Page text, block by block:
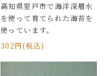
高知県室戸市で海洋深層水
を使って育てられた海苔を
使っています。
302円(税込)